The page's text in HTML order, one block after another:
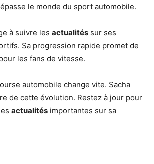
le monde du sport automobile.
à suivre les actualités sur ses
Sa progression rapide promet de
les fans de vitesse.
automobile change vite. Sacha
de cette évolution. Restez à jour pour
actualités importantes sur sa